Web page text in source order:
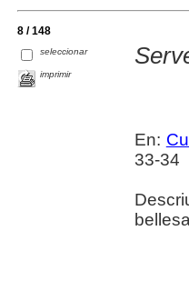
8 / 148
seleccionar
imprimir
En:
33-34